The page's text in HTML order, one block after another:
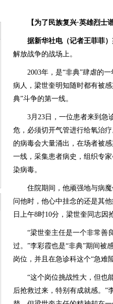
【为了民族复兴·英雄烈士
据新华社电（记者王菲菲）
解放战争的战场上。
2003年，是“非典”肆虐的一
病人，梁世奎明知随时都有被
典”斗争的第一线。
3月23日，一位患者来到急诊
危，必须切开气管进行给氧治
的病毒会大量涌出，在场者被
一线，采集患者病史，组织专
染病毒。
住院期间，他顽强地与病魔
问他时，他心中挂念的还是其
日上午8时10分，梁世奎同志因
“梁世奎主任是一个非常善良
过。”李彩霞也是“非典”期间被
岗位，并且在急诊科这个“急难
“这个岗位挑战性大，但也能
后抢救过来，特别有成就感。”